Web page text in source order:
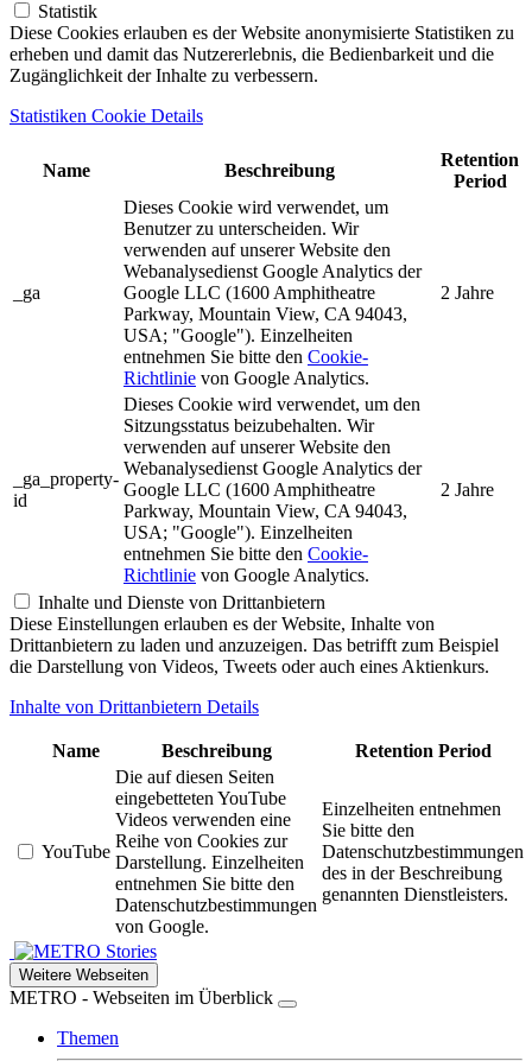
Statistik
Diese Cookies erlauben es der Website anonymisierte Statistiken zu
erheben und damit das Nutzererlebnis, die Bedienbarkeit und die
Zugänglichkeit der Inhalte zu verbessern.
Statistiken Cookie Details
Name Beschreibung
Retention
Period
_ga
Dieses Cookie wird verwendet, um
Benutzer zu unterscheiden. Wir
verwenden auf unserer Website den
Webanalysedienst Google Analytics der
Google LLC (1600 Amphitheatre
Parkway, Mountain View, CA 94043,
USA; "Google"). Einzelheiten
entnehmen Sie bitte den Cookie-
Richtlinie von Google Analytics.
2 Jahre
_ga_property-
id
Dieses Cookie wird verwendet, um den
Sitzungsstatus beizubehalten. Wir
verwenden auf unserer Website den
Webanalysedienst Google Analytics der
Google LLC (1600 Amphitheatre
Parkway, Mountain View, CA 94043,
USA; "Google"). Einzelheiten
entnehmen Sie bitte den Cookie-
Richtlinie von Google Analytics.
2 Jahre
Inhalte und Dienste von Drittanbietern
Diese Einstellungen erlauben es der Website, Inhalte von
Drittanbietern zu laden und anzuzeigen. Das betrifft zum Beispiel
die Darstellung von Videos, Tweets oder auch eines Aktienkurs.
Inhalte von Drittanbietern Details
Name Beschreibung Retention Period
YouTube
Die auf diesen Seiten
eingebetteten YouTube
Videos verwenden eine
Reihe von Cookies zur
Darstellung. Einzelheiten
entnehmen Sie bitte den
Datenschutzbestimmungen
von Google.
Einzelheiten entnehmen
Sie bitte den
Datenschutzbestimmungen
des in der Beschreibung
genannten Dienstleisters.
Stories
Weitere Webseiten
METRO - Webseiten im Überblick
Themen